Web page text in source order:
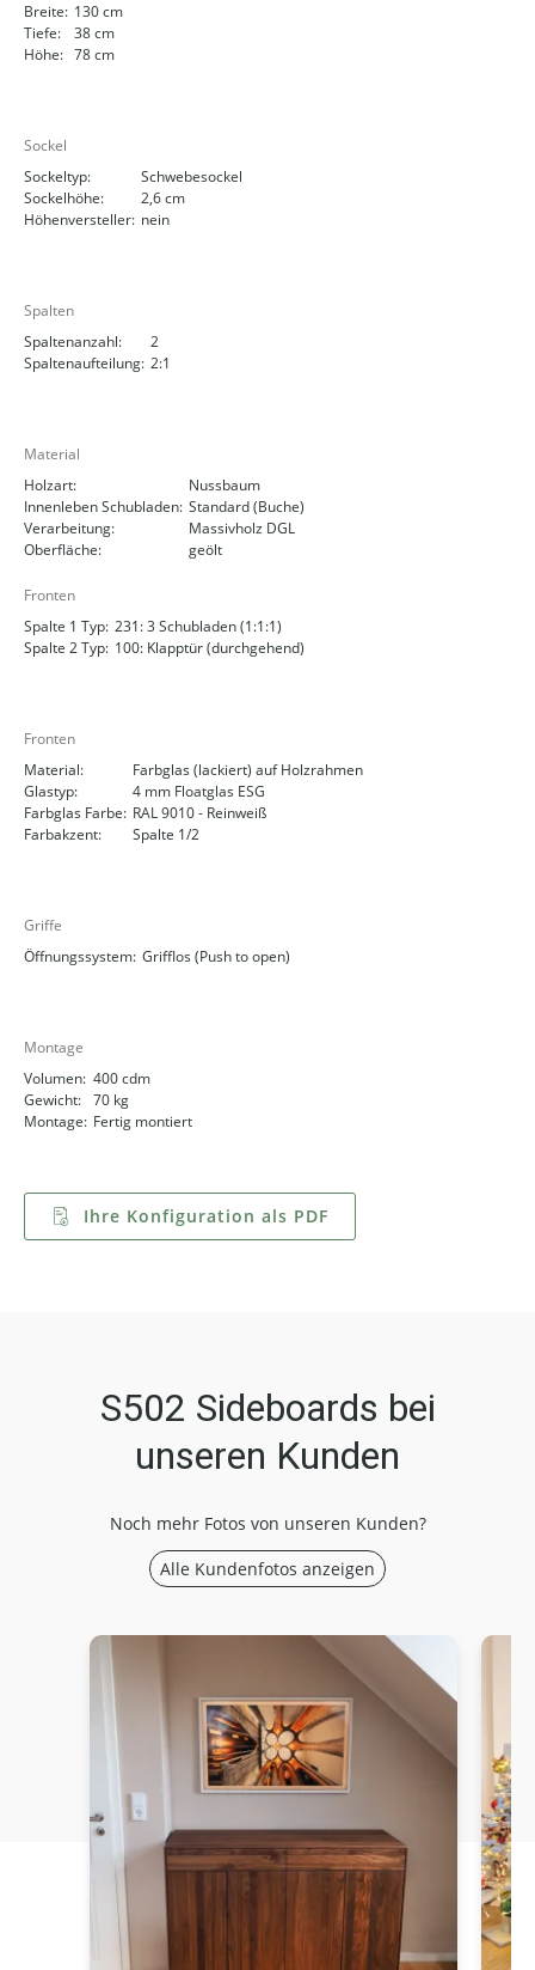
Breite: 130 cm
Tiefe:
38 cm
Höhe: 78 cm
Sockel
Sockeltyp:
Schwebesockel
Sockelhöhe:
2,6 cm
Höhenversteller: nein
Spalten
Spaltenanzahl:
2
Spaltenaufteilung: 2:1
Material
Holzart:
Nussbaum
Innenleben Schubladen: Standard (Buche)
Verarbeitung:
Massivholz DGL
Oberfläche:
geölt
Fronten
Spalte 1 Typ: 231: 3 Schubladen (1:1:1)
Spalte 2 Typ: 100: Klapptür (durchgehend)
Fronten
Material:
Farbglas (lackiert) auf Holzrahmen
Glastyp:
4 mm Floatglas ESG
Farbglas Farbe: RAL 9010 - Reinweiß
Farbakzent:
Spalte 1/2
Griffe
Öffnungssystem: Grifflos (Push to open)
Montage
Volumen: 400 cdm
Gewicht: 70 kg
Montage: Fertig montiert
Ihre Konfiguration als PDF
S502 Sideboards bei
unseren Kunden
Noch mehr Fotos von unseren Kunden?
Alle Kundenfotos anzeigen